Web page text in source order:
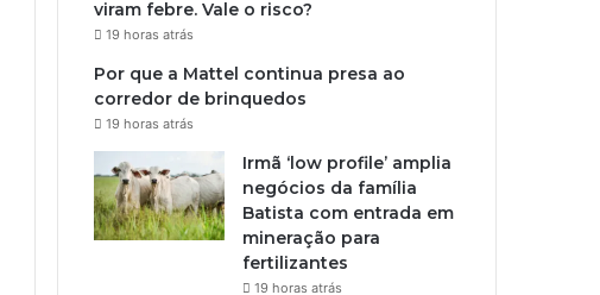
viram febre. Vale o risco?
19 horas atrás
Por que a Mattel continua presa ao
corredor de brinquedos
19 horas atrás
Irmã ‘low profile’ amplia
negócios da família
Batista com entrada em
mineração para
fertilizantes
19 horas atrás